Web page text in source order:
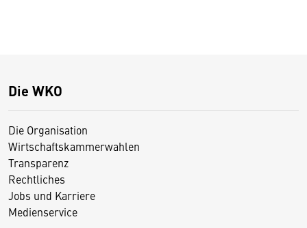
Die WKO
Die Organisation
Wirtschaftskammerwahlen
Transparenz
Rechtliches
Jobs und Karriere
Medienservice